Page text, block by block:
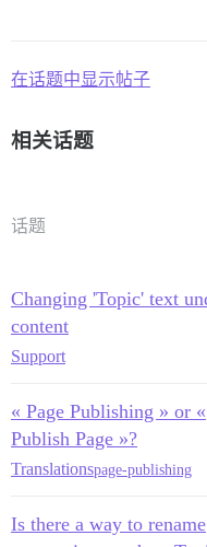
在话题中显示帖子
相关话题
话题
Changing 'Topic' text
content
Support
« Page Publishing » or «
Publish Page »?
Translationspage-publishing
Is there a way to rename